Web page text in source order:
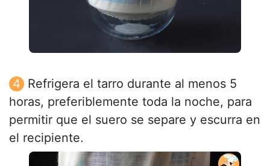
Refrigera el tarro durante al menos 5
horas, preferiblemente toda la noche, para
permitir que el suero se separe y escurra en
el recipiente.